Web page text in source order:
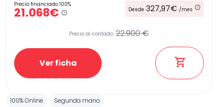
Precio financiado 100%
21.068€ Desde 327,97€ /mes
Precio al contado: 22.900 €
Ver ficha
100% Online Segunda mano